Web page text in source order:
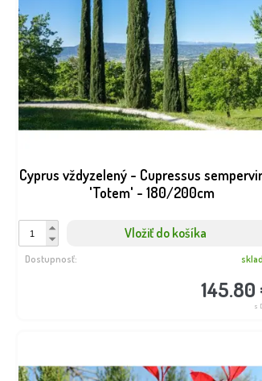
Hlavotis peckovitý - Cephalotaxus
harringtonii ´...
Dostupnosť: skladom
s DPH 14.20 € s DPH
Cyprus vždyzelený - Cupressus
'Totem' - 180/200cm
Vložiť do košíka
145.80
s
Dostupnosť: